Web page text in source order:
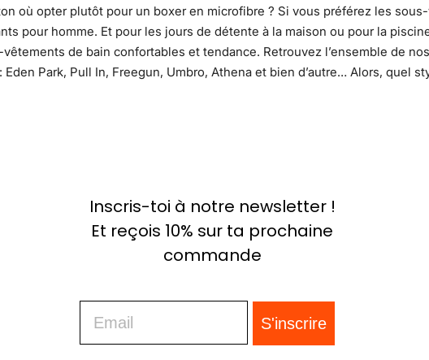
où opter plutôt pour un boxer en microfibre ? Si vous préférez les
pour homme. Et pour les jours de détente à la maison ou pour la
de bain confortables et tendance. Retrouvez l’ensemble de
Eden Park, Pull In, Freegun, Umbro, Athena et bien d’autre… Alors, quel
Inscris-toi à notre newsletter !
Et reçois 10% sur ta prochaine
commande
S'inscrire